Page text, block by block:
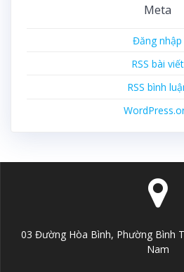
Meta
Đăng nhập
RSS bài viết
RSS bình
03 Đường Hòa Bình, Phường Bình
Nam